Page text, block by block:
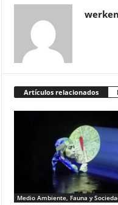
Artículos relacionados
Medio Ambiente, Fauna y